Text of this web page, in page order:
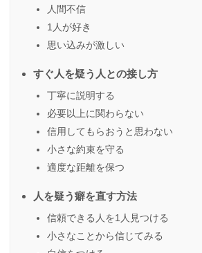
人間不信
1人が好き
思い込みが激しい
すぐ人を疑う人との接し方
丁寧に説明する
必要以上に関わらない
信用してもらおうと思わない
小さな約束を守る
適度な距離を保つ
人を疑う癖を直す方法
信頼できる人を1人見つける
小さなことから信じてみる